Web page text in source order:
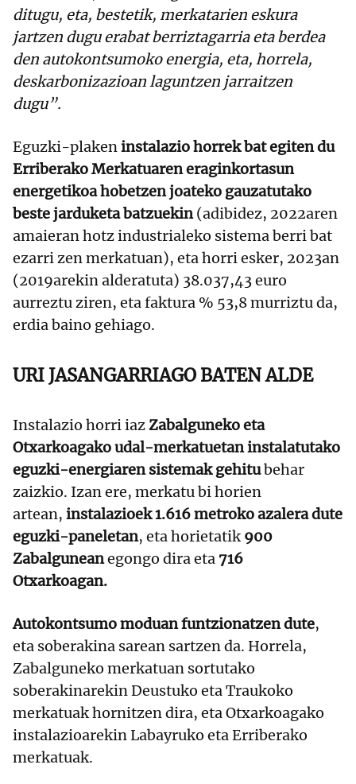
ditugu, eta, bestetik, merkatarien eskura
jartzen dugu erabat berriztagarria eta berdea
den autokontsumoko energia, eta, horrela,
deskarbonizazioan laguntzen jarraitzen
dugu”.
Eguzki-plakeninstalazio horrek bat egiten du
Erriberako Merkatuaren eraginkortasun
energetikoa hobetzen joateko gauzatutako
beste jarduketa batzuekin(adibidez, 2022aren
amaieran hotz industrialeko sistema berri bat
ezarri zen merkatuan), eta horri esker, 2023an
(2019arekin alderatuta) 38.037,43 euro
aurreztu ziren, eta faktura % 53,8 murriztu da,
erdia baino gehiago.
URI JASANGARRIAGO BATEN ALDE
Instalazio horri iazZabalguneko eta
Otxarkoagako udal-merkatuetan instalatutako
eguzki-energiaren sistemak gehitubehar
zaizkio. Izan ere, merkatu bi horien
artean, instalazioek 1.616 metroko azalera dute
eguzki-paneletan, eta horietatik900
Zabalguneanegongo dira eta 716
Otxarkoagan.
Autokontsumo moduan funtzionatzen dute,
eta soberakina sarean sartzen da. Horrela,
Zabalguneko merkatuan sortutako
soberakinarekin Deustuko eta Traukoko
merkatuak hornitzen dira, eta Otxarkoagako
instalazioarekin Labayruko eta Erriberako
merkatuak.